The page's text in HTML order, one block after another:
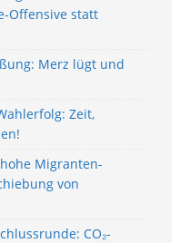
Offensive statt
Merz lügt und
Zeit,
Migranten-
von
CO₂-